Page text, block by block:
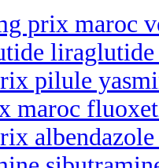
prix maroc
liraglutide
pilule
maroc